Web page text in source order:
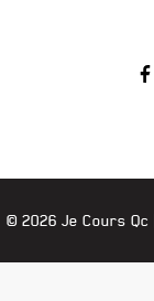
© 2026 Je Cours Qc |